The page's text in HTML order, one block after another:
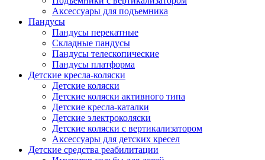
Аксессуары для подъемника
Пандусы
Пандусы перекатные
Складные пандусы
Пандусы телескопические
Пандусы платформа
Детские кресла-коляски
Детские коляски
Детские коляски активного типа
Детские кресла-каталки
Детские электроколяски
Детские коляски с вертикализатором
Аксессуары для детских кресел
Детские средства реабилитации